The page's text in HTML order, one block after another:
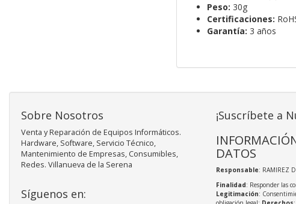
Peso: 30g
Certificaciones:
Garantía: 3 años
Sobre Nosotros
Venta y Reparación de Equipos Informáticos.
Hardware, Software, Servicio Técnico,
Mantenimiento de Empresas, Consumibles,
Redes. Villanueva de la Serena
Síguenos en:
¡Suscríbete a
DATOS
Responsable: RAMIREZ
Finalidad: Responder las
Legitimación: